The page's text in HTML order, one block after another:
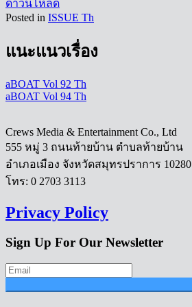
ดาวน์โหลด
Posted in ISSUE Th
แนะแนวเรื่อง
aBOAT Vol 92 Th
aBOAT Vol 94 Th
Crews Media & Entertainment Co., Ltd
555 หมู่ 3 ถนนท้ายบ้าน ตำบลท้ายบ้าน
อำเภอเมือง จังหวัดสมุทรปราการ 10280
โทร: 0 2703 3113
Privacy Policy
Sign Up For Our Newsletter